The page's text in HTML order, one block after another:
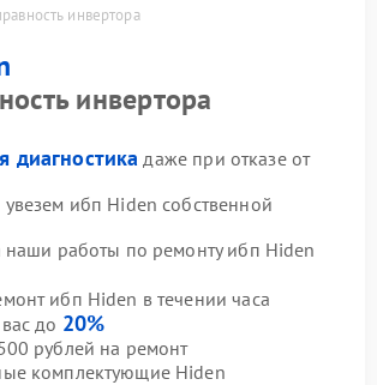
инвертора
инвертора
диагностика даже при отказе от
ибп Hiden собственной
наши работы по ремонту ибп Hiden
ибп Hiden в течении часа
до 20%
рублей на ремонт
комплектующие Hiden